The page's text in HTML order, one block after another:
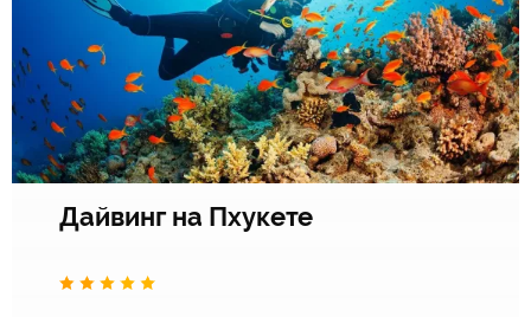
Дайвинг на Пхукете